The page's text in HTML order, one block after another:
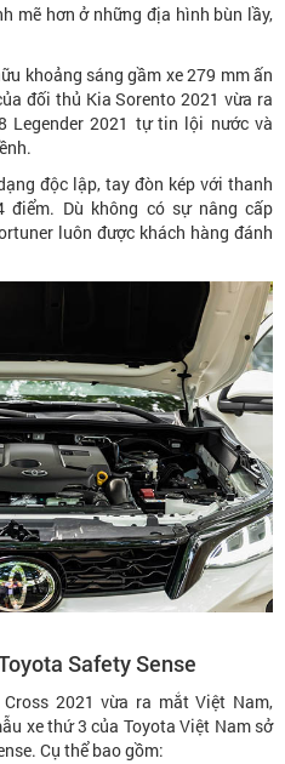
mẽ hơn ở những địa hình bùn lầy,
khoảng sáng gầm xe 279 mm ấn
đối thủ Kia Sorento 2021 vừa ra
Legender 2021 tự tin lội nước và
độc lập, tay đòn kép với thanh
Dù không có sự nâng cấp
luôn được khách hàng đánh
Safety Sense
2021 vừa ra mắt Việt Nam,
xe thứ 3 của Toyota Việt Nam sở
Cụ thể bao gồm: